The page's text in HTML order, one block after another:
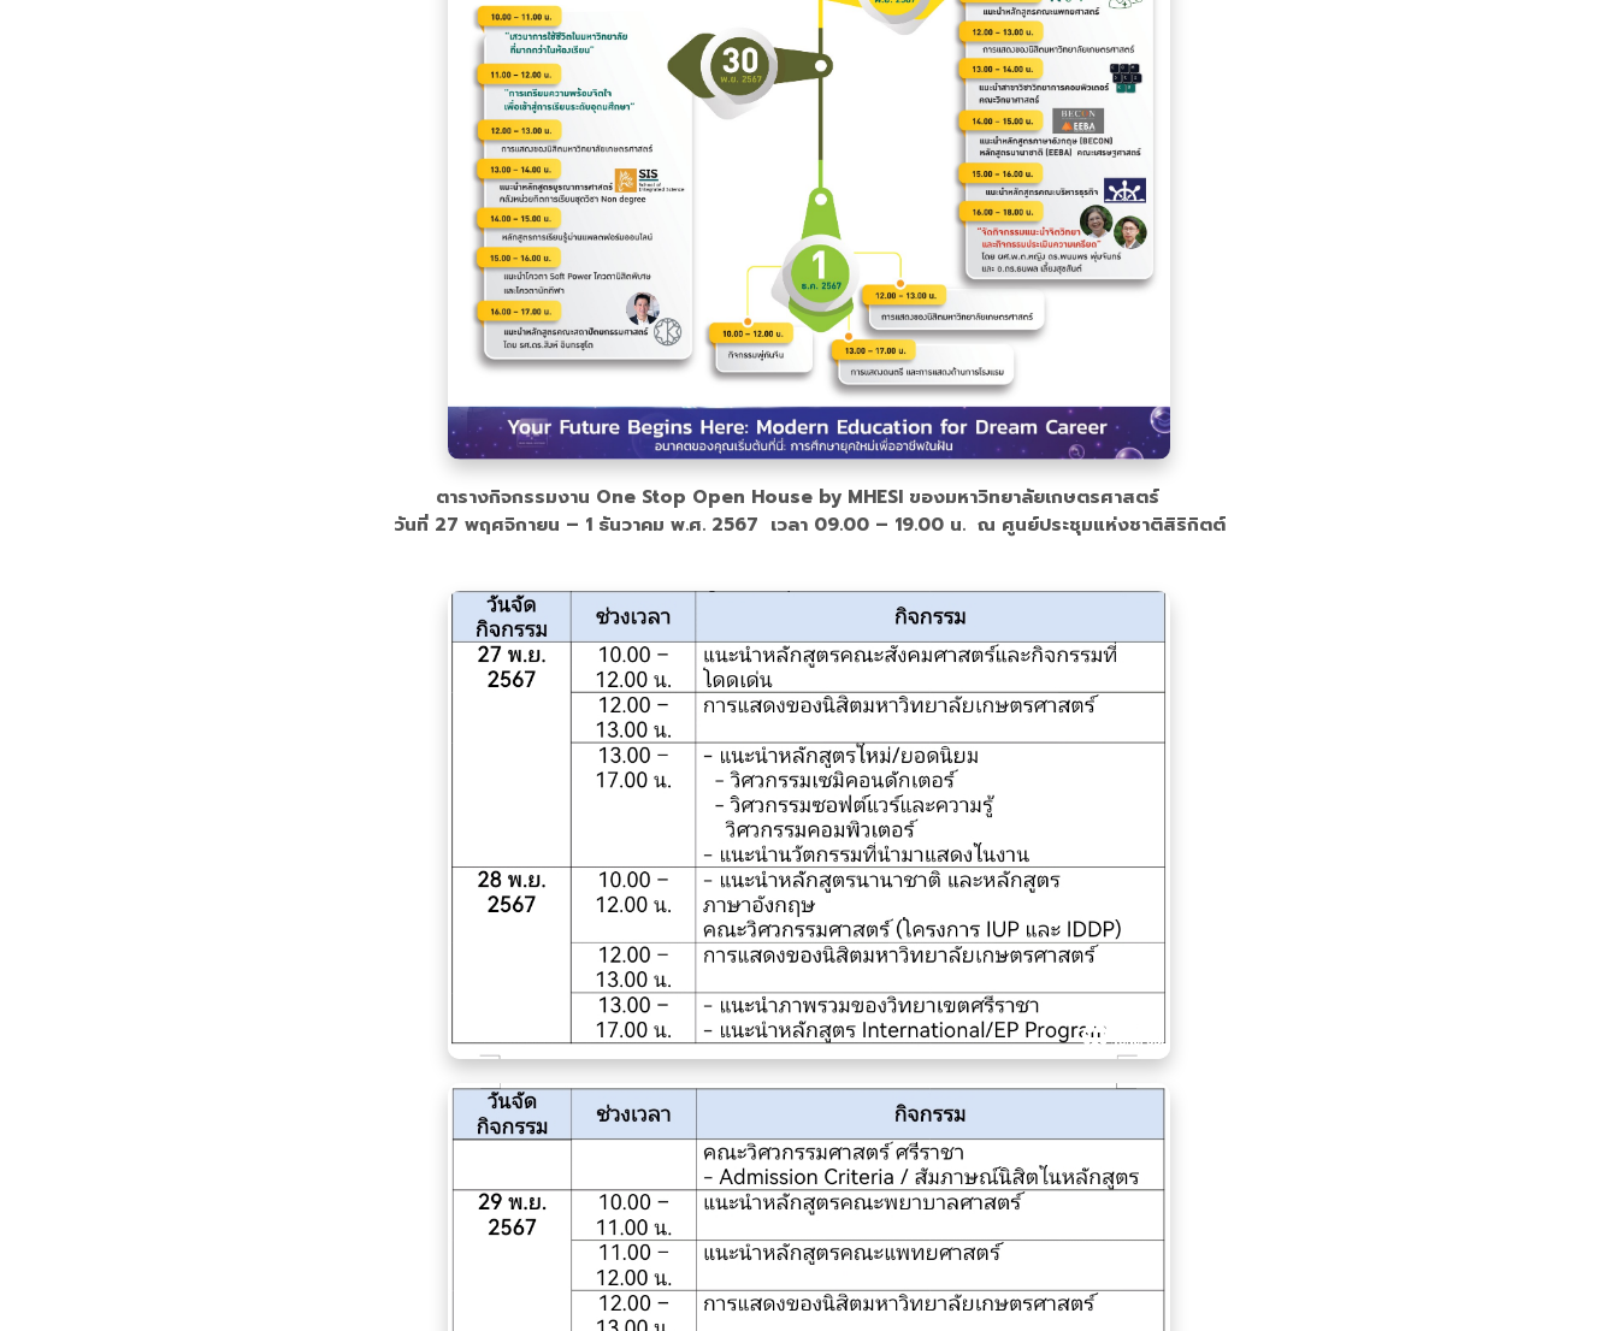
ตารางกิจกรรมงาน One Stop Open House by MHESI ของมหาวิทยาลัยเกษตรศาสตร์
วันที่ 27 พฤศจิกายน – 1 ธันวาคม พ.ศ. 2567 เวลา 09.00 – 19.00 น. ณ ศูนย์ประชุมแห่งชาติสิริกิตต์